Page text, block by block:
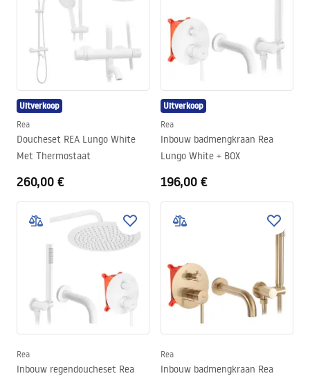
Uitverkoop
Rea
Doucheset REA Lungo White
Met Thermostaat
260,00 €
Uitverkoop
Rea
Inbouw badmengkraan Rea
Lungo White + BOX
196,00 €
Rea
Inbouw regendoucheset Rea
Rea
Inbouw badmengkraan Rea